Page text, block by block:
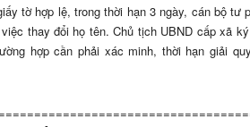
tờ hợp lệ, trong thời hạn 3 ngày, cán bộ tư
thay đổi họ tên. Chủ tịch UBND cấp xã
hợp cần phải xác minh, thời hạn giải